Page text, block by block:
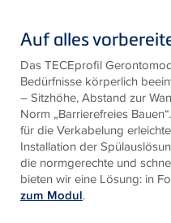
Auf alles
Das TECEprofil
Bedürfnisse körperlich
– Sitzhöhe, Abstand zur
Norm „Barrierefreies
für die Verkabelung
Installation der
die normgerechte und
bieten wir eine Lösung: in
zum Modul.